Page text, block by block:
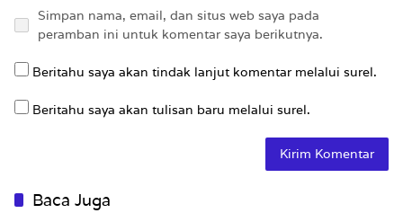
Simpan nama, email, dan situs web saya pada
peramban ini untuk komentar saya berikutnya.
Beritahu saya akan tindak lanjut komentar melalui surel.
Beritahu saya akan tulisan baru melalui surel.
Baca Juga